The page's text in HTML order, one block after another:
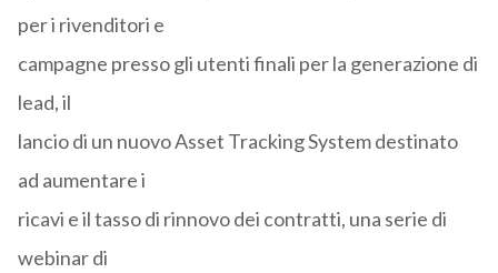
per i rivenditori e
campagne presso gli utenti finali per la generazione di
lead, il
lancio di un nuovo Asset Tracking System destinato
ad aumentare i
ricavi e il tasso di rinnovo dei contratti, una serie di
webinar di